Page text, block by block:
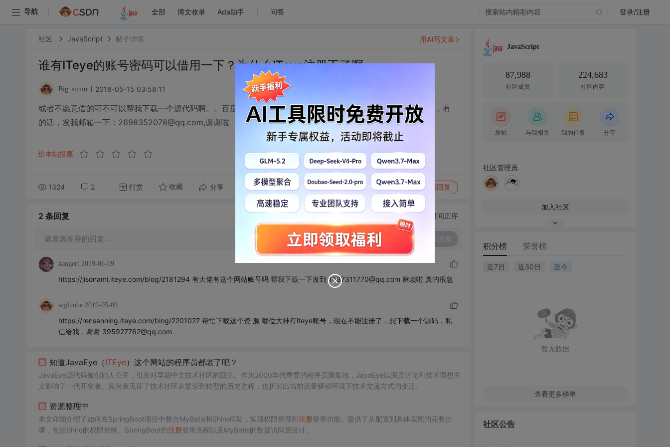
导航 全部 博文收录 Ada助手 问答 登录/注册
社区 JavaScript 帖子详情
谁有ITeye的账号密码可以借用一下？为什么ITeye注册不了啊
Big_simin 2018-05-15 03:58:11
或者不愿意借的可不可以帮我下载一个源代码啊。。百度搜索“600个JavaScript经典实例（内含源码）”就可以了，有
的话，发我邮箱一下：2698352078@qq.com,谢谢啦
给本帖投票
1324 2 打赏 收藏 分享 转发到动态 举报 写回复
用AI写文章
2 条回复 切换为时间正序
请发表友善的回复…
kangert 2019-06-09
https://jisonami.iteye.com/blog/2181294 有大佬有这个网站账号吗 帮我下载一下发到 1587311770@qq.com 麻烦啦 真的很急
wjjluohe 2019-05-09
https://rensanning.iteye.com/blog/2201027 帮忙下载这个资 源 哪位大神有iteye账号，现在不能注册了，想下载一个源码，私
信给我，谢谢 395927762@qq.com
知道JavaEye（ITEye）这个网站的程序员都老了吧？
JavaEye源代码被创始人公开，引发对早期中文技术社区的回忆。作为2000年代重要的程序员聚集地，JavaEye以深度讨论和技术理想主
义影响了一代开发者。其兴衰见证了技术社区从繁荣到转型的历史进程，也折射出当前流量驱动环境下技术交流方式的变迁。
资源整理中
本文详细介绍了如何在SpringBoot项目中整合MyBatis和Shiro框架，实现权限管理和注册登录功能。提供了从配置到具体实现的完整步
骤，包括Shiro的权限控制、SpringBoot的注册登录流程以及MyBatis的数据访问层设计。
JavaScript
87,988
社区成员
224,683
社区内容
发帖 与我相关 我的任务 分享
社区管理员
加入社区
积分榜 荣誉榜
近7日 近30日 至今
暂无数据
查看更多榜单
社区公告